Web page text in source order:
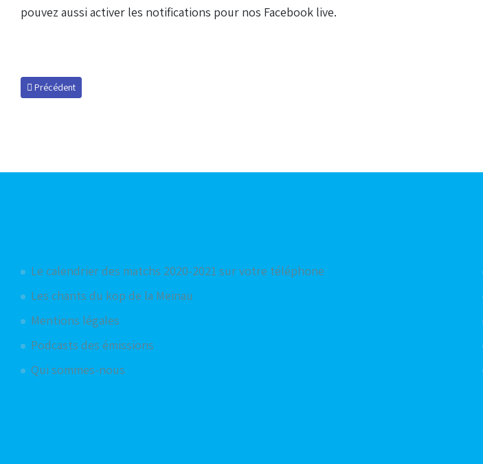
pouvez aussi activer les notifications pour nos Facebook live.
Article précédent : Concours de pronostics avec Le Petit Tigre
Précédent
Le calendrier des matchs 2020-2021 sur votre téléphone
Les chants du kop de la Meinau
Mentions légales
Podcasts des émissions
Qui sommes-nous